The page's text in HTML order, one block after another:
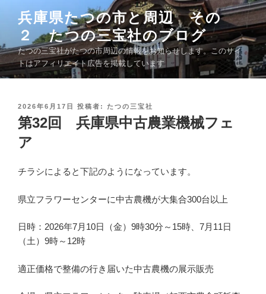
ン
ツ
へ
兵庫県たつの市と周辺 その
２ たつの三宝社のブログ
たつの三宝社がたつの市周辺の情報をお知らせします。このサイ
トはアフィリエイト広告を掲載しています
投
稿
日
:
2026年6月17日 投稿者: たつの三宝社
第32回 兵庫県中古農業機械フェ
ア
チラシによると下記のようになっています。
県立フラワーセンターに中古農機が大集合300台以上
日時：2026年7月10日（金）9時30分～15時、7月11日
（土）9時～12時
適正価格で整備の行き届いた中古農機の展示販売